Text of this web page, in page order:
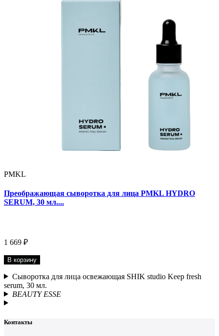
PMKL
Преображающая сыворотка для лица PMKL HYDRO
SERUM, 30 мл....
1 669 ₽
В корзину
Сыворотка для лица освежающая SHIK studio Keep fresh
serum, 30 мл.
BEAUTY ESSE
Контакты